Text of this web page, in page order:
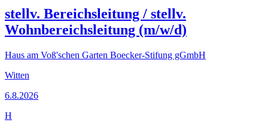
stellv. Bereichsleitung / stellv.
Wohnbereichsleitung (m/w/d)
Haus am Voß'schen Garten Boecker-Stifung gGmbH
Witten
6.8.2026
H